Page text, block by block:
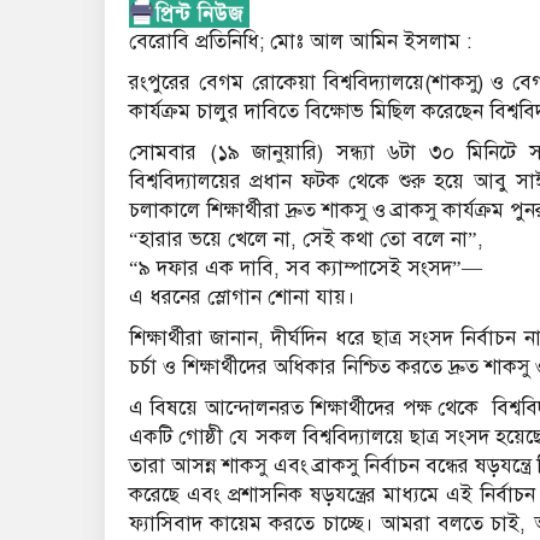
বেরোবি প্রতিনিধি; মোঃ আল আমিন ইসলাম :
রংপুরের বেগম রোকেয়া বিশ্ববিদ্যালয়ে(শাকসু) ও
কার্যক্রম চালুর দাবিতে বিক্ষোভ মিছিল করেছেন
সোমবার (১৯ জানুয়ারি) সন্ধ্যা ৬টা ৩০ মিনিটে
বিশ্ববিদ্যালয়ের প্রধান ফটক থেকে শুরু হয়ে আবু
চলাকালে শিক্ষার্থীরা দ্রুত শাকসু ও ব্রাকসু কার্যক্রম
“হারার ভয়ে খেলে না, সেই কথা তো বলে না”,
“৯ দফার এক দাবি, সব ক্যাম্পাসেই সংসদ”—
এ ধরনের স্লোগান শোনা যায়।
শিক্ষার্থীরা জানান, দীর্ঘদিন ধরে ছাত্র সংসদ নির্বাচন
চর্চা ও শিক্ষার্থীদের অধিকার নিশ্চিত করতে দ্রুত
এ বিষয়ে আন্দোলনরত শিক্ষার্থীদের পক্ষ থেকে
একটি গোষ্ঠী যে সকল বিশ্ববিদ্যালয়ে ছাত্র সংসদ
তারা আসন্ন শাকসু এবং ব্রাকসু নির্বাচন বন্ধের
করেছে এবং প্রশাসনিক ষড়যন্ত্রের মাধ্যমে এই
ফ্যাসিবাদ কায়েম করতে চাচ্ছে। আমরা বলতে চাই,